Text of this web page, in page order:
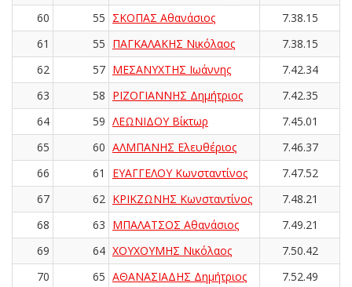
60
55 ΣΚΟΠΑΣ Αθανάσιος
7.38.15
61
55 ΠΑΓΚΑΛΑΚΗΣ Νικόλαος
7.38.15
62
57 ΜΕΣΑΝΥΧΤΗΣ Ιωάννης
7.42.34
63
58 ΡΙΖΟΓΙΑΝΝΗΣ Δημήτριος
7.42.35
64
59 ΛΕΩΝΙΔΟΥ Βίκτωρ
7.45.01
65
60 ΑΛΜΠΑΝΗΣ Ελευθέριος
7.46.37
66
61 ΕΥΑΓΓΕΛΟΥ Κωνσταντίνος
7.47.52
67
62 ΚΡΙΚΖΩΝΗΣ Κωνσταντίνος
7.48.21
68
63 ΜΠΑΛΑΤΣΟΣ Αθανάσιος
7.49.21
69
64 ΧΟΥΧΟΥΜΗΣ Νικόλαος
7.50.42
70
65 ΑΘΑΝΑΣΙΑΔΗΣ Δημήτριος 7.52.49